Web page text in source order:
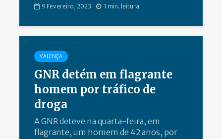
9 Fevereiro, 2023 1 min. leitura
VALENÇA
GNR detém em flagrante
homem por tráfico de
droga
A GNR deteve na quarta-feira, em
flagrante, um homem de 42 anos, por